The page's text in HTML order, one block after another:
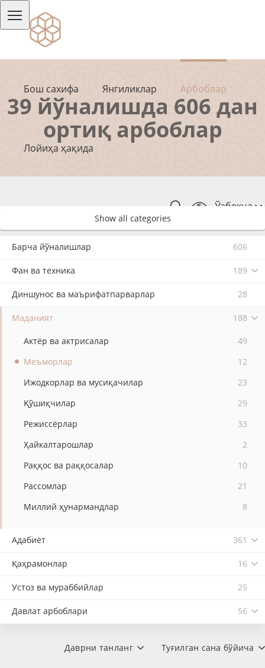
Бош сахифа Янгиликлар Арбоблар
Лойиҳа ҳақида
Ўзбекча
39 йўналишда 606 дан
ортиқ арбоблар
Show all categories
Барча йўналишлар 606
Фан ва техника 189
Диншунос ва маърифатпарварлар 28
Маданият 188
Актёр ва актрисалар
49
Меъморлар
12
Ижодкорлар ва мусиқачилар
23
Қўшиқчилар
29
Режиссёрлар
33
Ҳайкалтарошлар
2
Раққос ва раққосалар
10
Рассомлар
21
Миллий ҳунармандлар
8
Адабиёт 361
Қаҳрамонлар 16
Устоз ва мураббийлар 25
Давлат арбоблари 56
Туғилган сана бўйича
Даврни танланг